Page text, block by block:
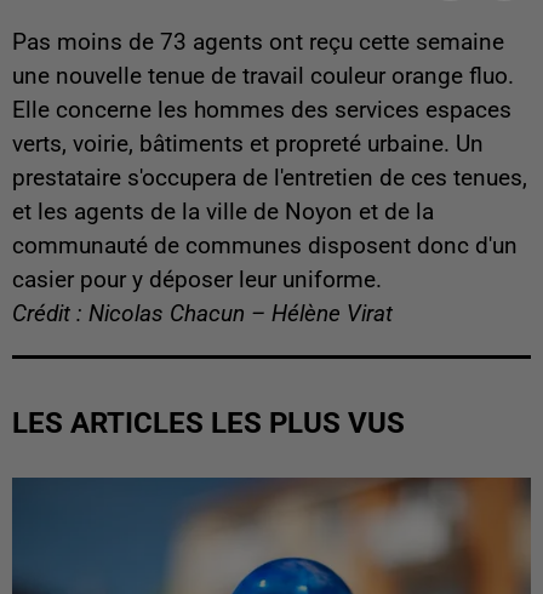
Pas moins de 73 agents ont reçu cette semaine
une nouvelle tenue de travail couleur orange fluo.
Elle concerne les hommes des services espaces
verts, voirie, bâtiments et propreté urbaine. Un
prestataire s'occupera de l'entretien de ces tenues,
et les agents de la ville de Noyon et de la
communauté de communes disposent donc d'un
casier pour y déposer leur uniforme.
Crédit : Nicolas Chacun – Hélène Virat
LES ARTICLES LES PLUS VUS